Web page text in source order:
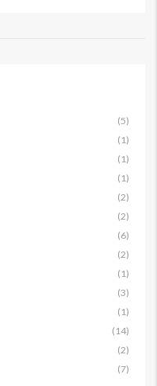
(5)
(1)
(1)
(1)
(2)
(2)
(6)
(2)
(1)
(3)
(1)
(14)
(2)
(7)